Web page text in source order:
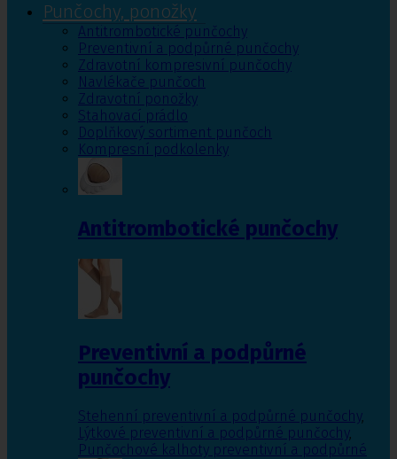
Punčochy, ponožky
Antitrombotické punčochy
Preventivní a podpůrné punčochy
Zdravotní kompresivní punčochy
Navlékače punčoch
Zdravotní ponožky
Stahovací prádlo
Doplňkový sortiment punčoch
Kompresní podkolenky
Antitrombotické punčochy
Preventivní a podpůrné
punčochy
Stehenní preventivní a podpůrné punčochy,
Lýtkové preventivní a podpůrné punčochy,
Punčochové kalhoty preventivní a podpůrné